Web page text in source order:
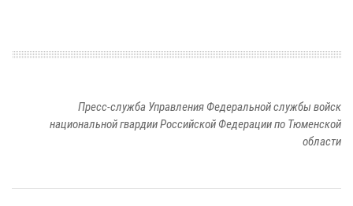
Пресс-служба Управления Федеральной службы войск
национальной гвардии Российской Федерации по Тюменской
области